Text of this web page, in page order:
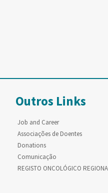
Outros Links
Job and Career
Associações de Doentes
Donations
Comunicação
REGISTO ONCOLÓGICO